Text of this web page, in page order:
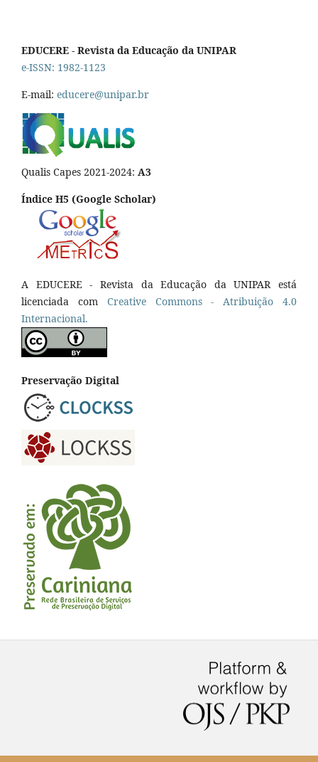
EDUCERE - Revista da Educação da UNIPAR
e-ISSN: 1982-1123
E-mail: educere@unipar.br
Qualis Capes 2021-2024: A3
Índice H5 (Google Scholar)
A EDUCERE - Revista da Educação da UNIPAR está
licenciada com CreativeCommons - Atribuição 4.0
Internacional.
Preservação Digital